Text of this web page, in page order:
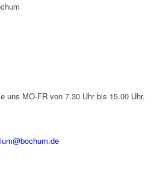
uns MO-FR von 7.30 Uhr bis 15.00 Uhr.